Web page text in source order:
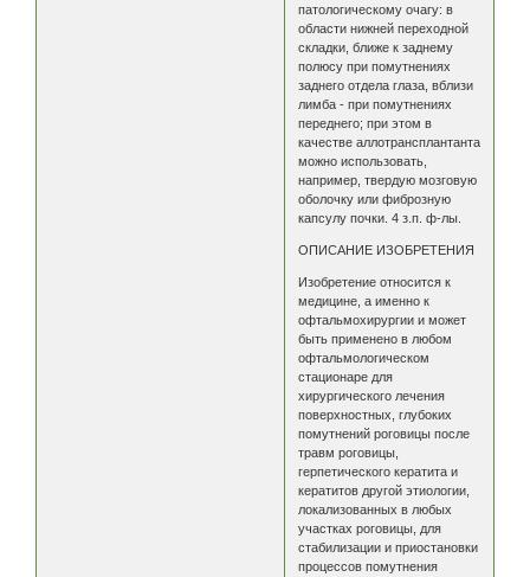
патологическому очагу: в
области нижней переходной
складки, ближе к заднему
полюсу при помутнениях
заднего отдела глаза, вблизи
лимба - при помутнениях
переднего; при этом в
качестве аллотрансплантанта
можно использовать,
например, твердую мозговую
оболочку или фиброзную
капсулу почки. 4 з.п. ф-лы.
ОПИСАНИЕ ИЗОБРЕТЕНИЯ
Изобретение относится к
медицине, а именно к
офтальмохирургии и может
быть применено в любом
офтальмологическом
стационаре для
хирургического лечения
поверхностных, глубоких
помутнений роговицы после
травм роговицы,
герпетического кератита и
кератитов другой этиологии,
локализованных в любых
участках роговицы, для
стабилизации и приостановки
процессов помутнения